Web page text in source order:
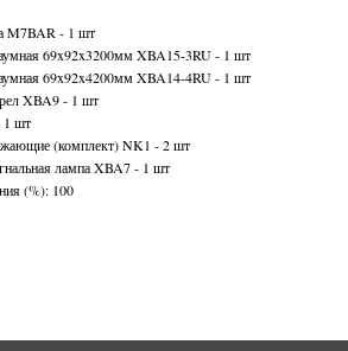
M7BAR - 1 шт
69x92x3200мм XBA15-3RU - 1 шт
69x92x4200мм XBA14-4RU - 1 шт
XBA9 - 1 шт
1 шт
(комплект) NK1 - 2 шт
лампа XBA7 - 1 шт
(%): 100